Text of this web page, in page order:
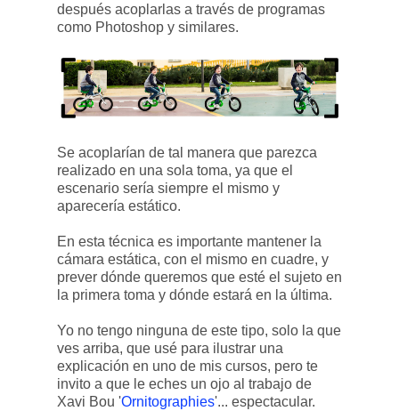
después acoplarlas a través de programas
como Photoshop y similares.
Se acoplarían de tal manera que parezca
realizado en una sola toma, ya que el
escenario sería siempre el mismo y
aparecería estático.
En esta técnica es importante mantener la
cámara estática, con el mismo en cuadre, y
prever dónde queremos que esté el sujeto en
la primera toma y dónde estará en la última.
Yo no tengo ninguna de este tipo, solo la que
ves arriba, que usé para ilustrar una
explicación en uno de mis cursos, pero te
invito a que le eches un ojo al trabajo de
Xavi Bou 'Ornitographies'... espectacular.